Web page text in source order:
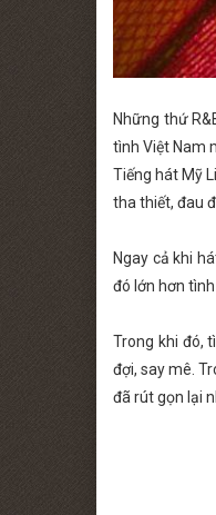
Những thứ
tình Việt Nam
Tiếng hát Mỹ
tha thiết, đau
Ngay cả khi
đó lớn hơn
Trong khi đó,
đợi, say mê.
đã rút gọn lại